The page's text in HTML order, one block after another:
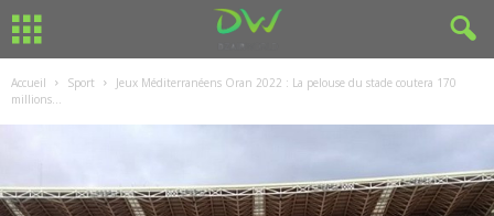
Accueil Sport
Jeux Méditerranéens Oran 2022 : La pelouse du stade coutera 170
millions...